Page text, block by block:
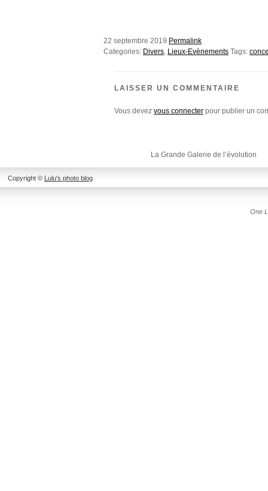
22 septembre 2019 Permalink
Categories: Divers, Lieux-Evènements Tags:
LAISSER UN COMMENTAIRE
Vous devez vous connecter pour publier un
La Grande Galerie de l’évolution
Copyright © Lulu's photo blog
One